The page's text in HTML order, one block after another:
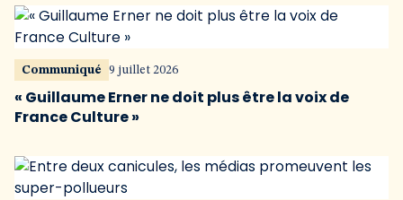
Communiqué 9 juillet 2026
« Guillaume Erner ne doit plus être la voix de
France Culture »